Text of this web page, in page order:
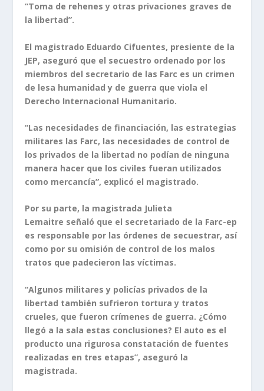
“Toma de rehenes y otras privaciones graves de
la libertad”.
El magistrado Eduardo Cifuentes, presiente de la
JEP, aseguró que el secuestro ordenado por los
miembros del secretario de las Farc es un crimen
de lesa humanidad y de guerra que viola el
Derecho Internacional Humanitario.
“Las necesidades de financiación, las estrategias
militares las Farc, las necesidades de control de
los privados de la libertad no podían de ninguna
manera hacer que los civiles fueran utilizados
como mercancía”, explicó el magistrado.
Por su parte, la magistrada Julieta
Lemaitre señaló que el secretariado de la Farc-ep
es responsable por las órdenes de secuestrar, así
como por su omisión de control de los malos
tratos que padecieron las víctimas.
“Algunos militares y policías privados de la
libertad también sufrieron tortura y tratos
crueles, que fueron crímenes de guerra. ¿Cómo
llegó a la sala estas conclusiones? El auto es el
producto una rigurosa constatación de fuentes
realizadas en tres etapas”, aseguró la
magistrada.